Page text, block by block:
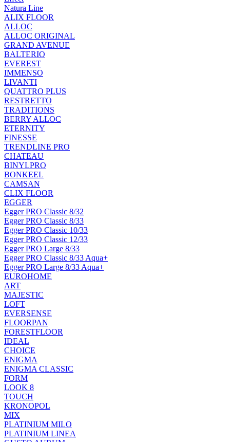
Natura Line
ALIX FLOOR
ALLOC
ALLOC ORIGINAL
GRAND AVENUE
BALTERIO
EVEREST
IMMENSO
LIVANTI
QUATTRO PLUS
RESTRETTO
TRADITIONS
BERRY ALLOC
ETERNITY
FINESSE
TRENDLINE PRO
CHATEAU
BINYLPRO
BONKEEL
CAMSAN
CLIX FLOOR
EGGER
Egger PRO Classic 8/32
Egger PRO Classic 8/33
Egger PRO Classic 10/33
Egger PRO Classic 12/33
Egger PRO Large 8/33
Egger PRO Classic 8/33 Aqua+
Egger PRO Large 8/33 Aqua+
EUROHOME
ART
MAJESTIC
LOFT
EVERSENSE
FLOORPAN
FORESTFLOOR
IDEAL
CHOICE
ENIGMA
ENIGMA CLASSIC
FORM
LOOK 8
TOUCH
KRONOPOL
MIX
PLATINIUM MILO
PLATINIUM LINEA